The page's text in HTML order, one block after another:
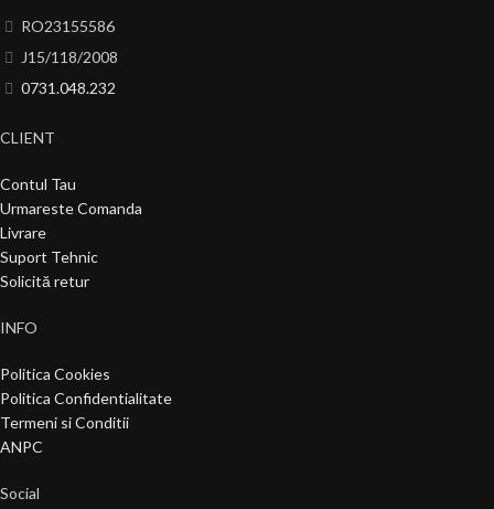
RO23155586
J15/118/2008
0731.048.232
CLIENT
Contul Tau
Urmareste Comanda
Livrare
Suport Tehnic
Solicită retur
INFO
Politica Cookies
Politica Confidentialitate
Termeni si Conditii
ANPC
Social